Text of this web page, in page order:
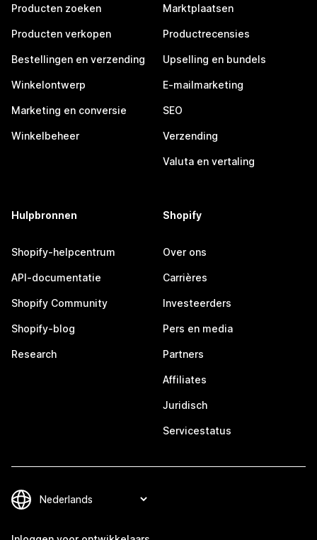
Producten zoeken
Producten verkopen
Bestellingen en verzending
Winkelontwerp
Marketing en conversie
Winkelbeheer
Marktplaatsen
Productrecensies
Upselling en bundels
E-mailmarketing
SEO
Verzending
Valuta en vertaling
Hulpbronnen
Shopify-helpcentrum
API-documentatie
Shopify Community
Shopify-blog
Research
Shopify
Over ons
Carrières
Investeerders
Pers en media
Partners
Affiliates
Juridisch
Servicestatus